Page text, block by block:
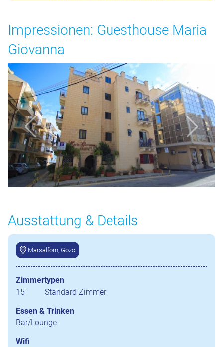
Impressionen: Guesthouse Maria
Giovanna
Ausstattung & Details
Marsalforn, Gozo
Zimmertypen
15
Standard Zimmer
Essen & Trinken
Bar/Lounge
Wifi